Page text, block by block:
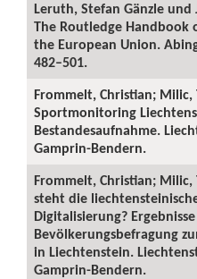
Leruth, Stefan Gänzle und
The Routledge
the European Union.
482–501.
Frommelt, Christian; Milic,
Sportmonitoring
Bestandesaufnahme.
Gamprin-Bendern.
Frommelt, Christian; Milic,
steht die
Digitalisierung?
Bevölkerungsbefragung
in Liechtenstein.
Gamprin-Bendern.